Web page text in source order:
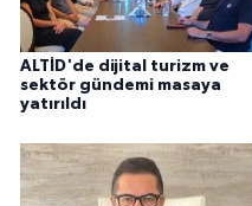
ALTİD'de dijital turizm ve
sektör gündemi masaya
yatırıldı